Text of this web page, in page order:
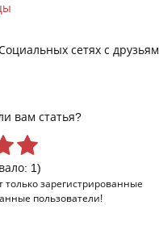
сетях с
вам статья?
1)
только зарегистрированные
пользователи!